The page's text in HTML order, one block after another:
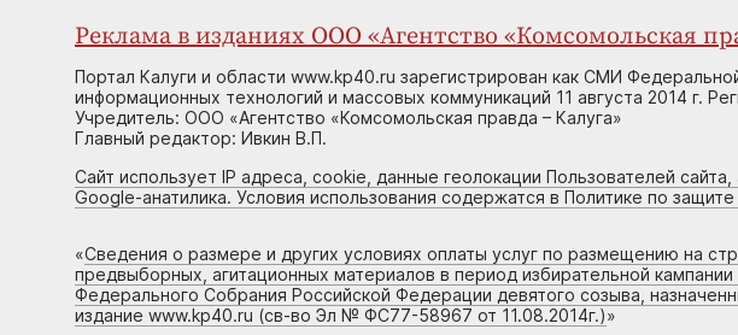
Реклама в изданиях ООО «Агентство «Комсомольская
Портал Калуги и области www.kp40.ru зарегистрирован как СМИ
информационных технологий и массовых коммуникаций 11 августа 2014 г.
Учредитель: ООО «Агентство «Комсомольская правда – Калуга»
Главный редактор: Ивкин В.П.
Сайт использует IP адреса, cookie, данные геолокации Пользователей
Google-анатилика. Условия использования содержатся в Политике по
«Сведения о размере и других условиях оплаты услуг по размещению на
предвыборных, агитационных материалов в период избирательной
Федерального Собрания Российской Федерации девятого созыва,
издание www.kp40.ru (св-во Эл № ФС77-58967 от 11.08.2014г.)»